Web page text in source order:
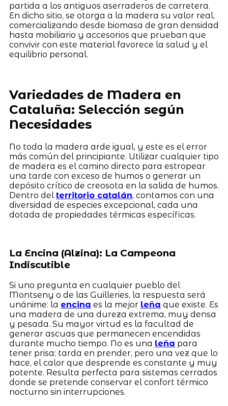
partida a los antiguos aserraderos de carretera.
En dicho sitio, se otorga a la madera su valor real,
comercializando desde biomasa de gran densidad
hasta mobiliario y accesorios que prueban que
convivir con este material favorece la salud y el
equilibrio personal.
Variedades de Madera en
Cataluña: Selección según
Necesidades
No toda la madera arde igual, y este es el error
más común del principiante. Utilizar cualquier tipo
de madera es el camino directo para estropear
una tarde con exceso de humos o generar un
depósito crítico de creosota en la salida de humos.
Dentro del territorio catalán, contamos con una
diversidad de especies excepcional, cada una
dotada de propiedades térmicas específicas.
La Encina (Alzina): La Campeona
Indiscutible
Si uno pregunta en cualquier pueblo del
Montseny o de las Guilleries, la respuesta será
unánime: la encina es la mejor leña que existe. Es
una madera de una dureza extrema, muy densa
y pesada. Su mayor virtud es la facultad de
generar ascuas que permanecen encendidas
durante mucho tiempo. No es una leña para
tener prisa; tarda en prender, pero una vez que lo
hace, el calor que desprende es constante y muy
potente. Resulta perfecta para sistemas cerrados
donde se pretende conservar el confort térmico
nocturno sin interrupciones.